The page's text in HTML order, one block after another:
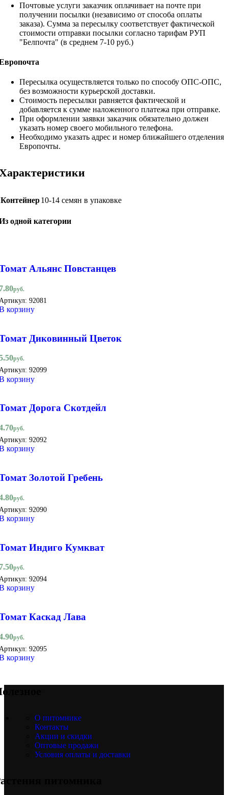
Почтовые услуги заказчик оплачивает на почте при
получении посылки (независимо от способа оплаты
заказа). Сумма за пересылку соответствует фактической
стоимости отправки посылки согласно тарифам РУП
"Белпочта" (в среднем 7-10 руб.)
Пересылка осуществляется только по способу ОПС-ОПС,
без возможности курьерской доставки.
Стоимость пересылки равняется фактической и
добавляется к сумме наложенного платежа при отправке.
При оформлении заявки заказчик обязательно должен
указать номер своего мобильного телефона.
Необходимо указать адрес и номер ближайшего отделения
Европочты.
Контейнер10-14 семян в упаковке
одной категории
Альянс Повстанцев
руб.
92081
корзину
Диковинный Цветок
руб.
92099
корзину
Дорога Скотдейл
руб.
92092
корзину
Золотой Гребень
руб.
92090
корзину
Индиго Кумкват
руб.
92094
корзину
Каскад Лава
руб.
92095
корзину
О питомнике
Контакты
Акции и скидки
Оптовые продажи
Условия оплаты и доставки
питомника